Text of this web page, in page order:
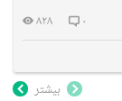
۰
۸۲۸
بیشتر